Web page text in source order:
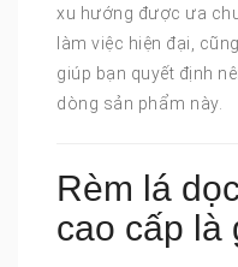
xu hướng được ưa
làm việc hiện đại,
giúp bạn quyết định
dòng sản phẩm này.
Rèm lá
cao cấp là